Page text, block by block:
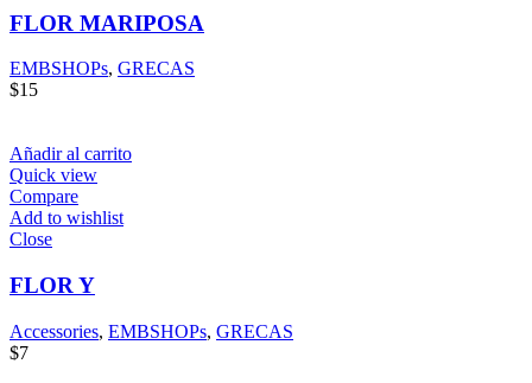
FLOR MARIPOSA
EMBSHOPs, GRECAS
$15
Añadir al carrito
Quick view
Compare
Add to wishlist
Close
FLOR Y
Accessories, EMBSHOPs, GRECAS
$7